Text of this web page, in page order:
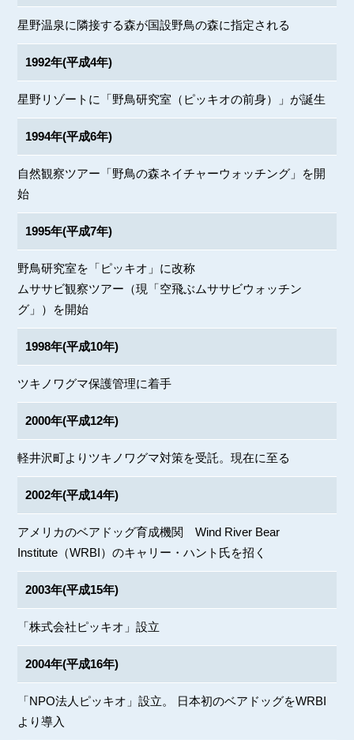
星野温泉に隣接する森が国設野鳥の森に指定される
1992年(平成4年)
星野リゾートに「野鳥研究室（ピッキオの前身）」が誕生
1994年(平成6年)
自然観察ツアー「野鳥の森ネイチャーウォッチング」を開
始
1995年(平成7年)
野鳥研究室を「ピッキオ」に改称
ムササビ観察ツアー（現「空飛ぶムササビウォッチン
グ」）を開始
1998年(平成10年)
ツキノワグマ保護管理に着手
2000年(平成12年)
軽井沢町よりツキノワグマ対策を受託。現在に至る
2002年(平成14年)
アメリカのベアドッグ育成機関 Wind River Bear
Institute（WRBI）のキャリー・ハント氏を招く
2003年(平成15年)
「株式会社ピッキオ」設立
2004年(平成16年)
「NPO法人ピッキオ」設立。 日本初のベアドッグをWRBI
より導入